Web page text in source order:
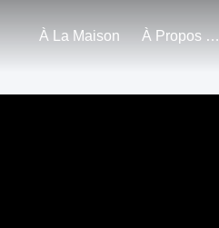
À La Maison À Propos De Nous